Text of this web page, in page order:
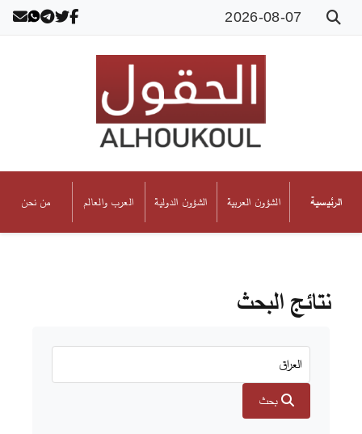
2026-08-07
الرئيسية الشؤون العربية الشؤون الدولية العرب والعالم من نحن
نتائج البحث
بحث